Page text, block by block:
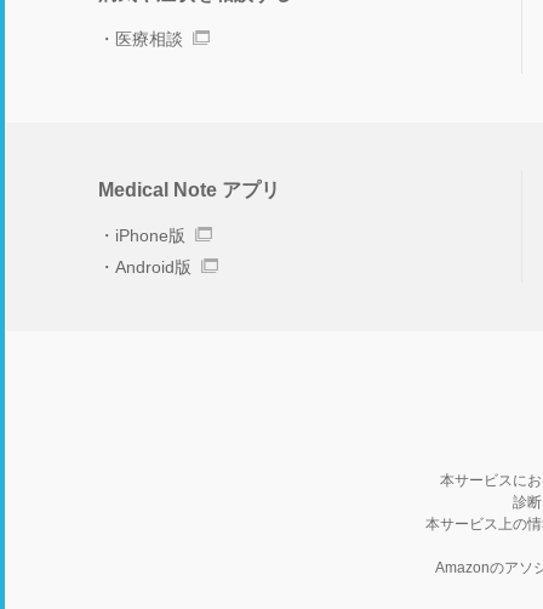
医療相談
Medical Note アプリ
iPhone版
Android版
本サービスに
診
本サービス上の
Amazonのアソ